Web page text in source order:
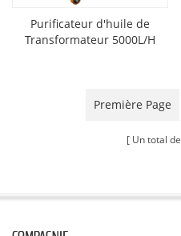
Purificateur d'huile de
Transformateur 5000L/H
Première Page
Un total de